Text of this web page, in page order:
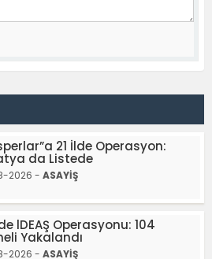
21 İlde Operasyon:
da Listede
2026 - ASAYİŞ
lDEAŞ Operasyonu: 104
Yakalandı
2026 - ASAYİŞ